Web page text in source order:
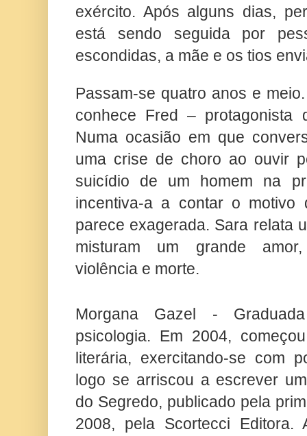
exército. Após alguns dias,
está sendo seguida por
escondidas, a mãe e os tios
Passam-se quatro anos e
conhece Fred – protagonista
Numa ocasião em que
uma crise de choro ao ouvir
suicídio de um homem na
incentiva-a a contar o motivo
parece exagerada. Sara relata
misturam um grande
violência e morte.
Morgana Gazel -
psicologia. Em 2004,
literária, exercitando-se com
logo se arriscou a escrever
do Segredo, publicado pela
2008, pela Scortecci Editora.